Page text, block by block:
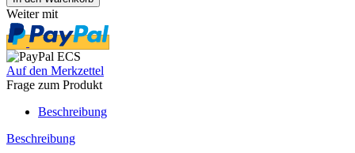
Weiter mit
Auf den Merkzettel
Frage zum Produkt
Beschreibung
Beschreibung